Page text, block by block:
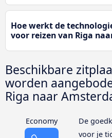
Hoe werkt de
voor reizen van Riga
Beschikbare
worden
Riga naar
Economy
De
voor je